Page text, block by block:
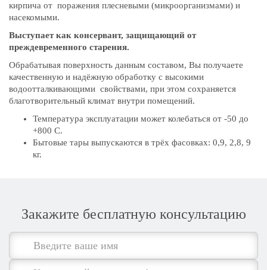
кирпича от поражения плесневыми (микроорганизмами) и
насекомыми.
Выступает как консервант, защищающий от
преждевременного старения.
Обрабатывая поверхность данным составом, Вы получаете
качественную и надёжную обработку с высокими
водоотталкивающими свойствами, при этом сохраняется
благотворительный климат внутри помещений.
Температура эксплуатации может колебаться от -50 до
+800 С.
Бытовые тары выпускаются в трёх фасовках: 0,9, 2,8, 9
кг.
Закажите бесплатную консультацию